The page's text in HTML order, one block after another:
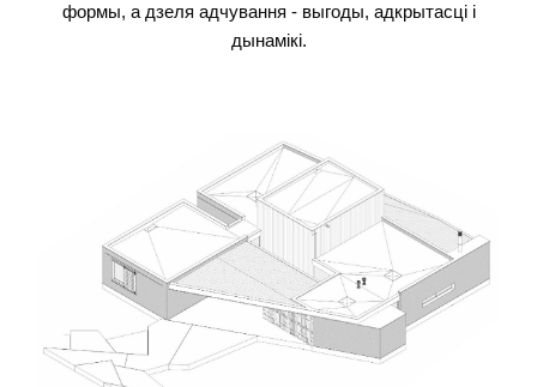
формы, а дзеля адчування - выгоды, адкрытасці і
дынамікі.